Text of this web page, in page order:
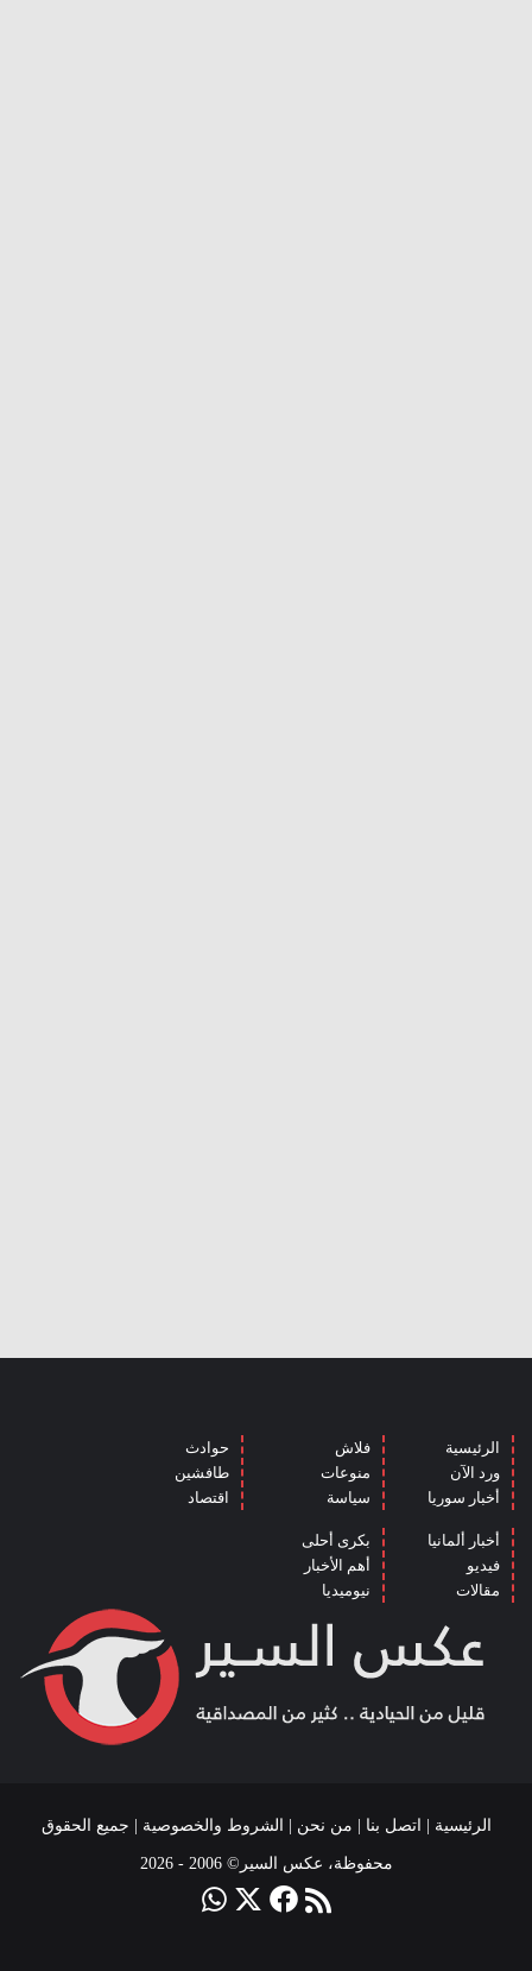
الرئيسية
ورد الآن
أخبار سوريا
فلاش
منوعات
سياسة
حوادث
طافشين
اقتصاد
أخبار ألمانيا
فيديو
مقالات
بكرى أحلى
أهم الأخبار
نيوميديا
الرئيسية اتصل بنا من نحن الشروط والخصوصية | جميع الحقوق
محفوظة، عكس السير© 2006 - 2026